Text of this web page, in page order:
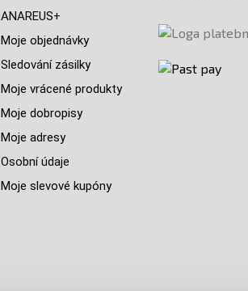
ANAREUS+
Moje objednávky
Sledování zásilky
Moje vrácené produkty
Moje dobropisy
Moje adresy
Osobní údaje
Moje slevové kupóny